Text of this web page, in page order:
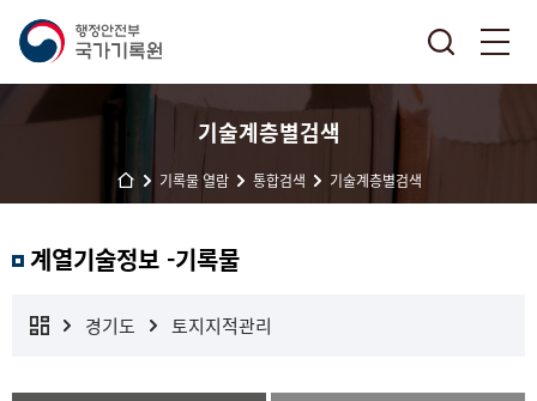
기술계층별검색
기록물 열람 통합검색 기술계층별검색
계열기술정보 -기록물
경기도 토지지적관리